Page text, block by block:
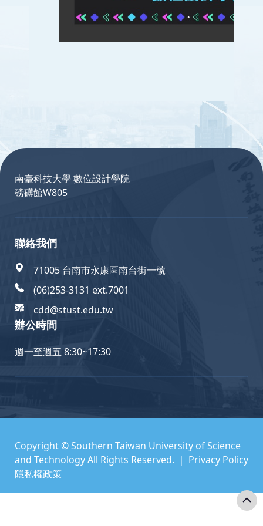
南臺科技大學 數位設計學院
磅礡館W805
聯絡我們
71005 台南市永康區南台街一號
(06)253-3131 ext.7001
cdd@stust.edu.tw
辦公時間
週一至週五 8:30~17:30
Copyright © Southern Taiwan University of Science
and Technology All Rights Reserved. ｜ Privacy Policy
隱私權政策